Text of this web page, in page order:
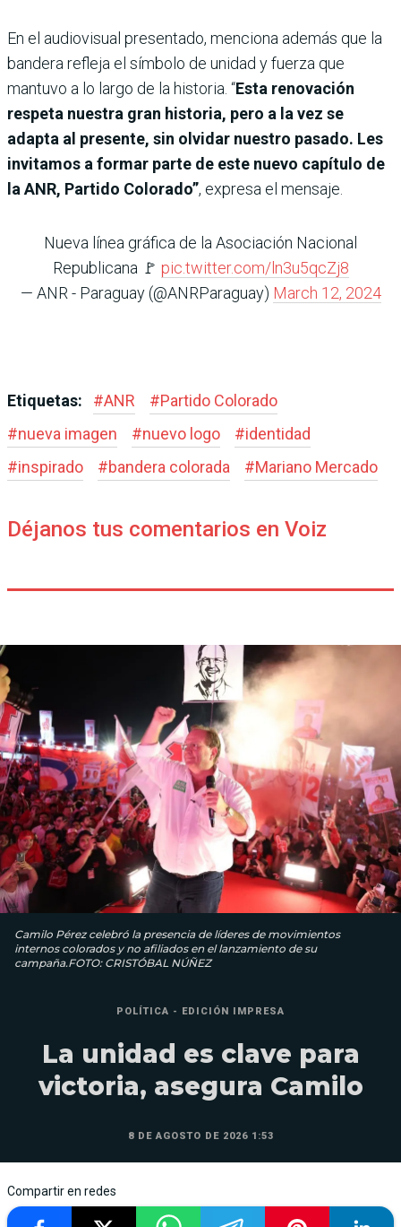
En el audiovisual presentado, menciona además que la
bandera refleja el símbolo de unidad y fuerza que
mantuvo a lo largo de la historia. “Esta renovación
respeta nuestra gran historia, pero a la vez se
adapta al presente, sin olvidar nuestro pasado. Les
invitamos a formar parte de este nuevo capítulo de
la ANR, Partido Colorado”, expresa el mensaje.
Nueva línea gráfica de la Asociación Nacional
Republicana 🚩 pic.twitter.com/ln3u5qcZj8
— ANR - Paraguay (@ANRParaguay) March 12, 2024
Etiquetas: #ANR #Partido Colorado
#nueva imagen #nuevo logo #identidad
#inspirado #bandera colorada #Mariano Mercado
Déjanos tus comentarios en Voiz
Camilo Pérez celebró la presencia de líderes de movimientos
internos colorados y no afiliados en el lanzamiento de su
campaña.FOTO: CRISTÓBAL NÚÑEZ
POLÍTICA - EDICIÓN IMPRESA
La unidad es clave para
victoria, asegura Camilo
8 DE AGOSTO DE 2026 1:53
Compartir en redes